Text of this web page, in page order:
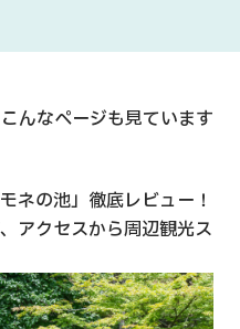
んなページも見ています
ネの池」徹底レビュー！
アクセスから周辺観光ス